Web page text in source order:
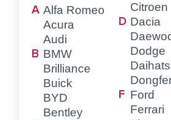
Alfa Romeo
Acura
Audi
BMW
Brilliance
Buick
BYD
Bentley
Citroen
Dacia
Dodge
Ford
Ferrari